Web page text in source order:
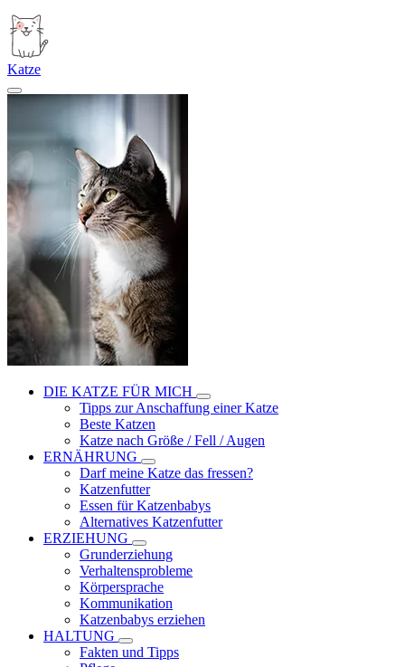
Katze
DIE KATZE FÜR MICH
Tipps zur Anschaffung einer Katze
Beste Katzen
Katze nach Größe / Fell / Augen
ERNÄHRUNG
Darf meine Katze das fressen?
Katzenfutter
Essen für Katzenbabys
Alternatives Katzenfutter
ERZIEHUNG
Grunderziehung
Verhaltensprobleme
Körpersprache
Kommunikation
Katzenbabys erziehen
HALTUNG
Fakten und Tipps